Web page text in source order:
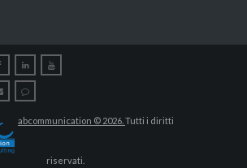
abcommunication © 2026. Tutti i diritti
riservati.